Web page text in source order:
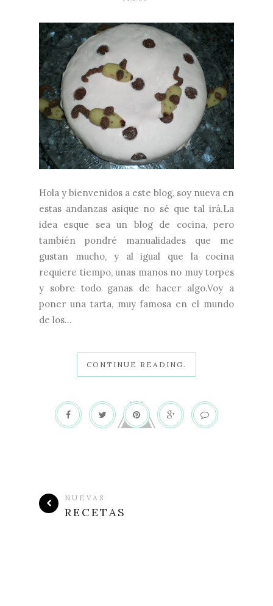
Hola y bienvenidos a este blog, soy nueva en
estas andanzas asique no sé que tal irá.La
idea esque sea un blog de cocina, pero
también pondré manualidades que me
gustan mucho, y al igual que la cocina
requiere tiempo, unas manos no muy torpes
y sobre todo ganas de hacer algo.Voy a
poner una tarta, muy famosa en el mundo
de los...
CONTINUE READING.
NUEVAS
RECETAS